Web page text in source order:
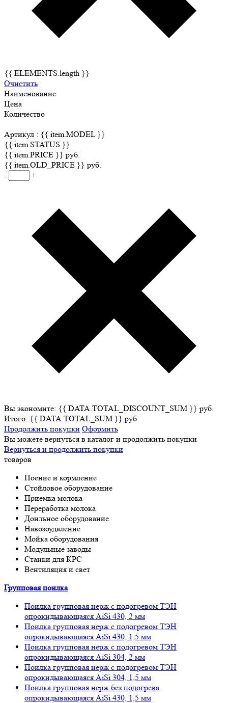
{{ ELEMENTS.length }}
Очистить
Наименование
Цена
Количество
Артикул : {{ item.MODEL }}
{{ item.STATUS }}
{{ item.PRICE }} руб.
{{ item.OLD_PRICE }} руб.
-
+
Вы экономите: {{ DATA.TOTAL_DISCOUNT_SUM }} руб.
Итого: {{ DATA.TOTAL_SUM }} руб.
Продолжить покупки Оформить
Вы можете вернуться в каталог и продолжить покупки
Вернуться и продолжить покупки
товаров
Поение и кормление
Стойловое оборудование
Приемка молока
Переработка молока
Доильное оборудование
Навозоудаление
Мойка оборудования
Модульные заводы
Станки для КРС
Вентиляция и свет
Групповая поилка
Поилка групповая нерж с подогревом ТЭН
опрокидывающаяся AiSi 430, 2 мм
Поилка групповая нерж с подогревом ТЭН
опрокидывающаяся AiSi 430, 1,5 мм
Поилка групповая нерж с подогревом ТЭН
опрокидывающаяся AiSi 304, 2 мм
Поилка групповая нерж с подогревом ТЭН
опрокидывающаяся AiSi 304, 1,5 мм
Поилка групповая нерж без подогрева
опрокидывающаяся AiSi 430, 1,5 мм